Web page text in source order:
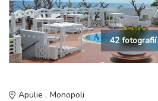
42 fotografií
Apulie
Monopoli